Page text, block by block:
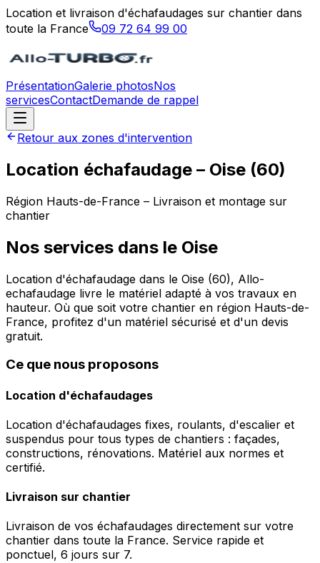
Location et livraison d'échafaudages sur chantier dans
toute la France
09 72 64 99 00
PrésentationGalerie photosNos
servicesContactDemande de rappel
Retour aux zones d'intervention
Location échafaudage – Oise (60)
Région Hauts-de-France – Livraison et montage sur
chantier
Nos services dans le Oise
Location d'échafaudage dans le Oise (60), Allo-
echafaudage livre le matériel adapté à vos travaux en
hauteur. Où que soit votre chantier en région Hauts-de-
France, profitez d'un matériel sécurisé et d'un devis
gratuit.
Ce que nous proposons
Location d'échafaudages
Location d'échafaudages fixes, roulants, d'escalier et
suspendus pour tous types de chantiers : façades,
constructions, rénovations. Matériel aux normes et
certifié.
Livraison sur chantier
Livraison de vos échafaudages directement sur votre
chantier dans toute la France. Service rapide et
ponctuel, 6 jours sur 7.